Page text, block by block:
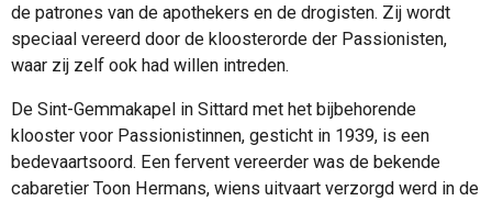
de patrones van de apothekers en de drogisten. Zij wordt
speciaal vereerd door de kloosterorde der Passionisten,
waar zij zelf ook had willen intreden.
De Sint-Gemmakapel in Sittard met het bijbehorende
klooster voor Passionistinnen, gesticht in 1939, is een
bedevaartsoord. Een fervent vereerder was de bekende
cabaretier Toon Hermans, wiens uitvaart verzorgd werd in de